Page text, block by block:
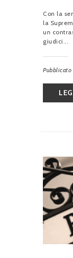
Con la
la
un
giudici...
Pubblicato